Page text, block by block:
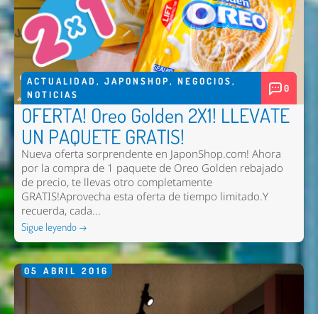
ACTUALIDAD , JAPONSHOP, NEGOCIOS,
NOTICIAS
0
OFERTA! Oreo Golden 2X1! LLEVATE
UN PAQUETE GRATIS!
Nueva oferta sorprendente en JaponShop.com! Ahora
por la compra de 1 paquete de Oreo Golden rebajado
de precio, te llevas otro completamente
GRATIS!Aprovecha esta oferta de tiempo limitado.Y
recuerda, cada...
Sigue leyendo →
05 ABRIL 2016